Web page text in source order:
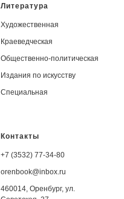
Литература
Художественная
Краеведческая
Общественно-политическая
Издания по искусству
Специальная
Контакты
+7 (3532) 77-34-80
orenbook@inbox.ru
460014, Оренбург, ул.